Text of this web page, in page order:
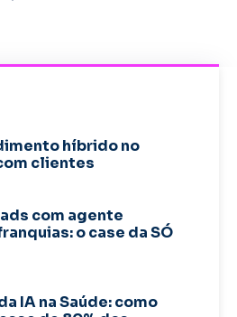
híbrido no
clientes
com agente
o case da SÓ
IA na Saúde: como